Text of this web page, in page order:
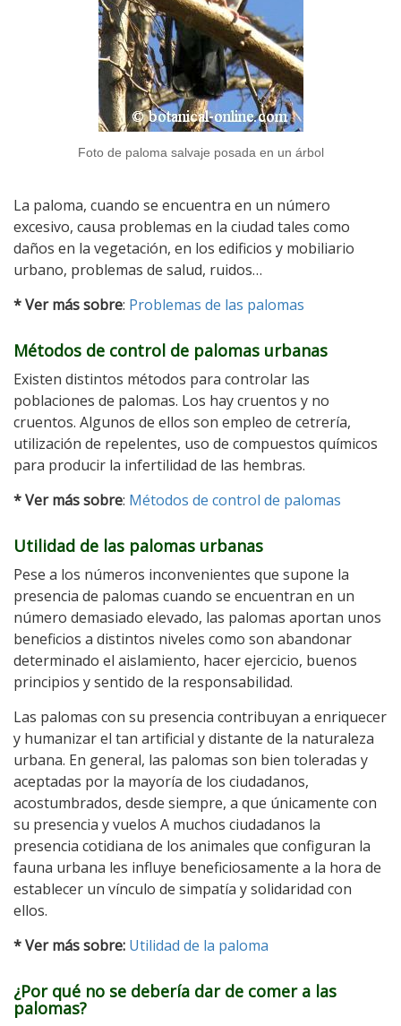
Foto de paloma salvaje posada en un árbol
La paloma, cuando se encuentra en un número
excesivo, causa problemas en la ciudad tales como
daños en la vegetación, en los edificios y mobiliario
urbano, problemas de salud, ruidos…
* Ver más sobre: Problemas de las palomas
Métodos de control de palomas urbanas
Existen distintos métodos para controlar las
poblaciones de palomas. Los hay cruentos y no
cruentos. Algunos de ellos son empleo de cetrería,
utilización de repelentes, uso de compuestos químicos
para producir la infertilidad de las hembras.
* Ver más sobre: Métodos de control de palomas
Utilidad de las palomas urbanas
Pese a los números inconvenientes que supone la
presencia de palomas cuando se encuentran en un
número demasiado elevado, las palomas aportan unos
beneficios a distintos niveles como son abandonar
determinado el aislamiento, hacer ejercicio, buenos
principios y sentido de la responsabilidad.
Las palomas con su presencia contribuyan a enriquecer
y humanizar el tan artificial y distante de la naturaleza
urbana. En general, las palomas son bien toleradas y
aceptadas por la mayoría de los ciudadanos,
acostumbrados, desde siempre, a que únicamente con
su presencia y vuelos A muchos ciudadanos la
presencia cotidiana de los animales que configuran la
fauna urbana les influye beneficiosamente a la hora de
establecer un vínculo de simpatía y solidaridad con
ellos.
* Ver más sobre: Utilidad de la paloma
¿Por qué no se debería dar de comer a las
palomas?